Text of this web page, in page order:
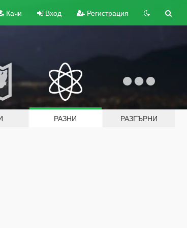
Качи Вход Регистрация
РАЗНИ РАЗГЪРНИ